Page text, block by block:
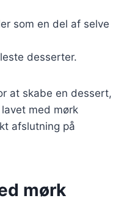
som en del af selve
desserter.
at skabe en dessert,
med mørk
afslutning på
mørk